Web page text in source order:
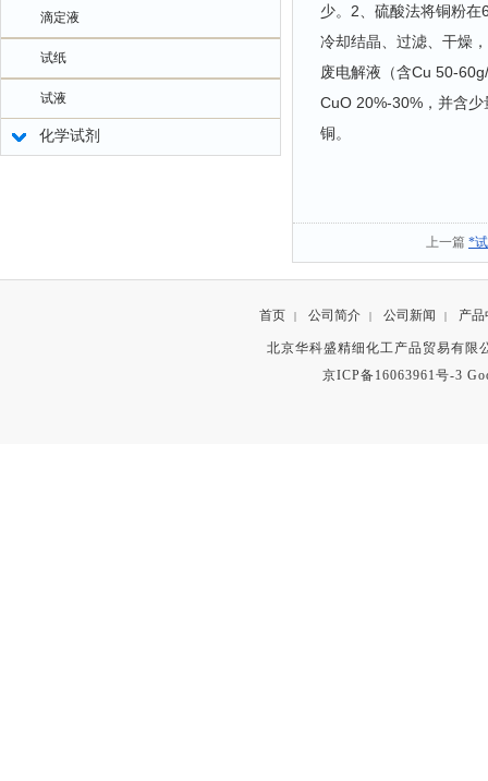
滴定液
试纸
试液
化学试剂
少。2、硫酸法将铜粉
冷却结晶、过滤、干燥
废电解液（含Cu 50-
CuO 20%-30%，并含
铜。
上一篇 *
首页 | 公司简介 | 公司新闻 | 产品
北京华科盛精细化工产品贸易有限
京ICP备16063961号-3